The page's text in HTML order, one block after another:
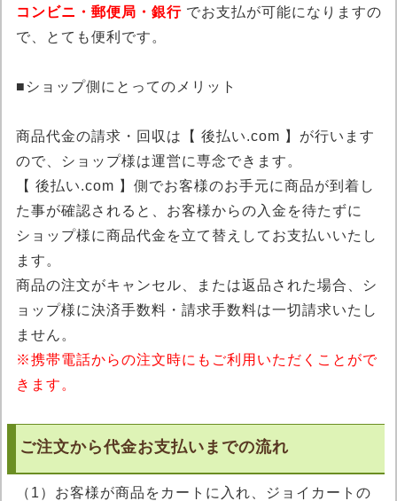
コンビニ・郵便局・銀行 でお支払が可能になりますの
で、とても便利です。
■ショップ側にとってのメリット
商品代金の請求・回収は【 後払い.com 】が行います
ので、ショップ様は運営に専念できます。
【 後払い.com 】側でお客様のお手元に商品が到着し
た事が確認されると、お客様からの入金を待たずに
ショップ様に商品代金を立て替えしてお支払いいたし
ます。
商品の注文がキャンセル、または返品された場合、シ
ョップ様に決済手数料・請求手数料は一切請求いたし
ません。
※携帯電話からの注文時にもご利用いただくことがで
きます。
ご注文から代金お支払いまでの流れ
（1）お客様が商品をカートに入れ、ジョイカートの